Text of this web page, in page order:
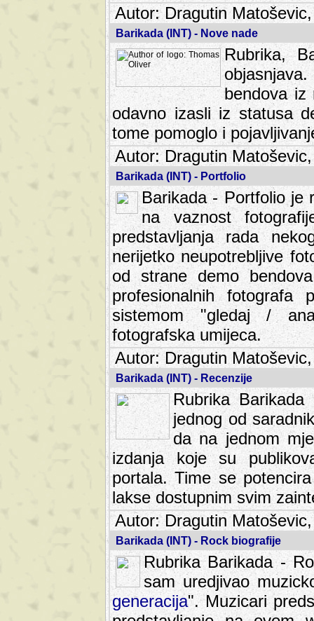
Autor: Dragutin
Barikada (INT) - Nove nade
Rubrika,
bendova iz
odavno izasli iz statusa
tome pomoglo i
Autor: Dragutin
Barikada (INT) - Portfolio
Barikada - Portfolio je
na vaznost
predstavljanja rada
nerijetko neupotrebljive
od strane demo
profesionalnih fotografa
sistemom "gledaj /
fotografska umijeca.
Autor: Dragutin
Barikada (INT) - Recenzije
Rubrika
jednog od
da na jednom
izdanja koje su
portala. Time se
lakse dostupnim svim
Autor: Dragutin
Barikada (INT) - Rock biografije
Rubrika Barikada -
sam uredjivao
generacija". Muzicari